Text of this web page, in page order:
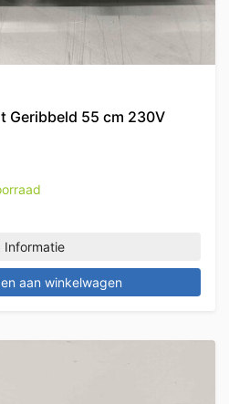
Geribbeld 55 cm 230V
Informatie
aan winkelwagen